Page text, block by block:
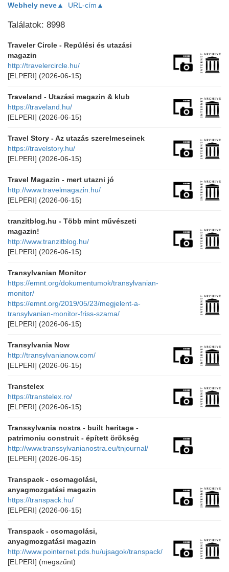
Webhely neve▲ URL-cím▲
Találatok: 8998
Traveler Circle - Repülési és utazási
magazin
http://travelercircle.hu/
[ELPERI] (2026-06-15)
Traveland - Utazási magazin & klub
https://traveland.hu/
[ELPERI] (2026-06-15)
Travel Story - Az utazás szerelmeseinek
https://travelstory.hu/
[ELPERI] (2026-06-15)
Travel Magazin - mert utazni jó
http://www.travelmagazin.hu/
[ELPERI] (2026-06-15)
tranzitblog.hu - Több mint művészeti
magazin!
http://www.tranzitblog.hu/
[ELPERI] (2026-06-15)
Transylvanian Monitor
https://emnt.org/dokumentumok/transylvanian-
monitor/
https://emnt.org/2019/05/23/megjelent-a-
transylvanian-monitor-friss-szama/
[ELPERI] (2026-06-15)
Transylvania Now
http://transylvanianow.com/
[ELPERI] (2026-06-15)
Transtelex
https://transtelex.ro/
[ELPERI] (2026-06-15)
Transsylvania nostra - built heritage -
patrimoniu construit - épített örökség
http://www.transsylvanianostra.eu/tnjournal/
[ELPERI] (2026-06-15)
Transpack - csomagolási,
anyagmozgatási magazin
https://transpack.hu/
[ELPERI] (2026-06-15)
Transpack - csomagolási,
anyagmozgatási magazin
http://www.pointernet.pds.hu/ujsagok/transpack/
[ELPERI] (megszűnt)